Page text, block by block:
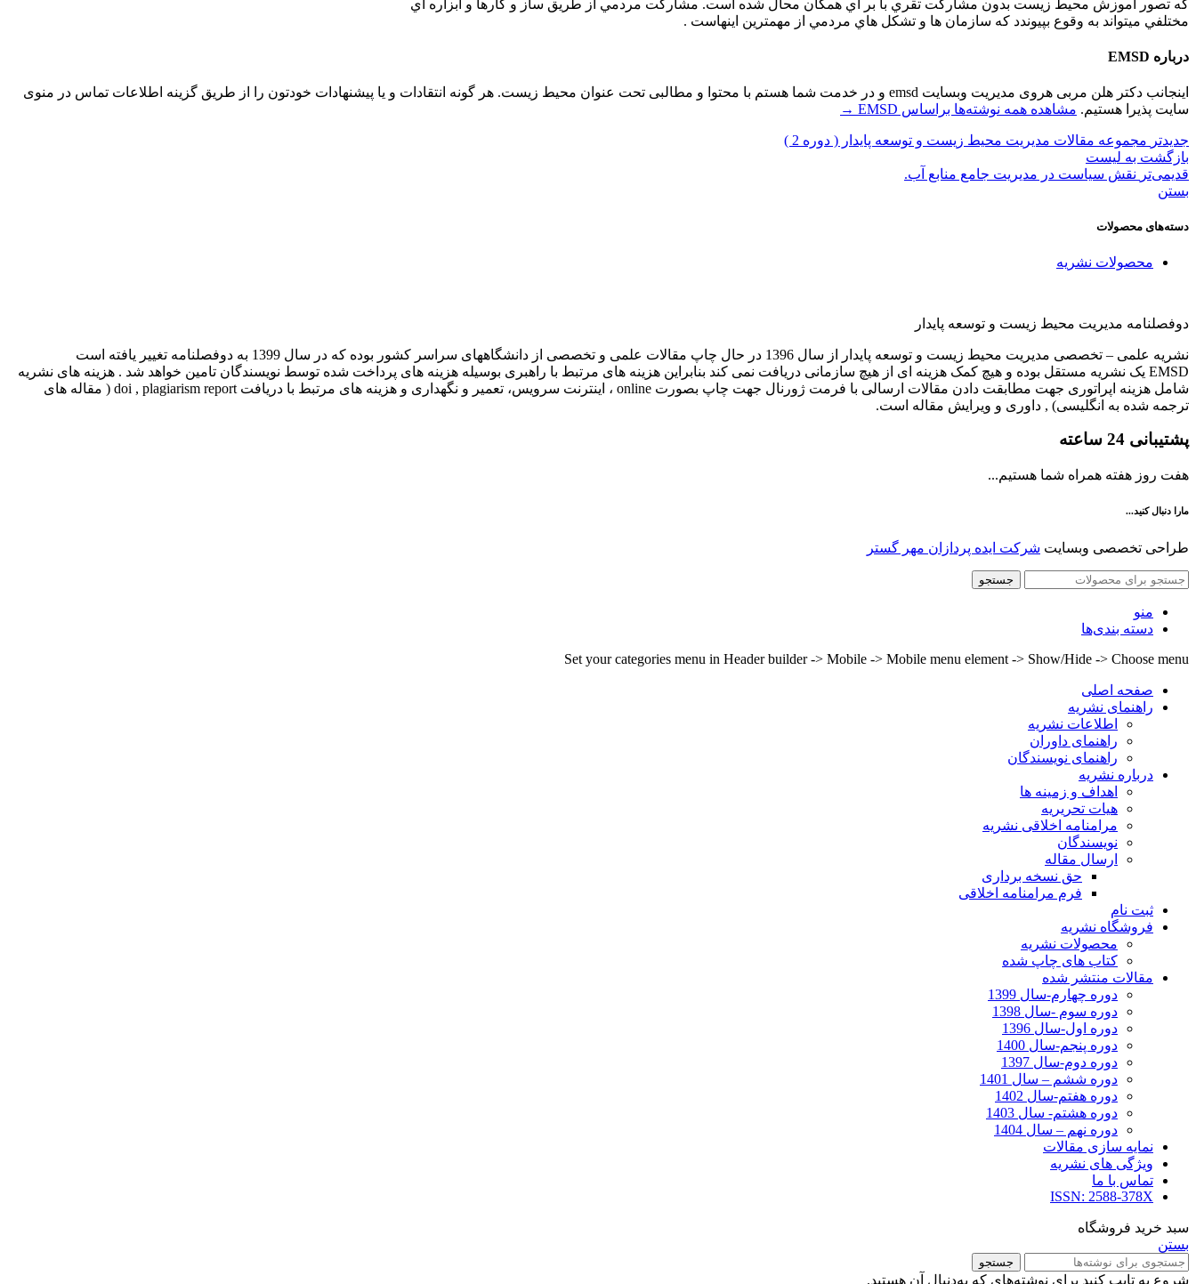
كه تصور آموزش محيط زيست بدون مشاركت تقري با بر اي همگان محال شده است. مشاركت مردمي از طريق ساز و كارها و ابزاره اي
مختلفي ميتواند به وقوع بپيوندد كه سازمان ها و تشكل هاي مردمي از مهمترين اينهاست .
درباره EMSD
اینجانب دکتر هلن مربی هروی مدیریت وبسایت emsd و در خدمت شما هستم با محتوا و مطالبی تحت عنوان محیط زیست. هر گونه انتقادات و یا پیشنهادات خودتون را از طریق گزینه اطلاعات تماس در منوی
سایت پذیرا هستیم. مشاهده همه نوشته‌ها براساس EMSD →
جدیدتر مجموعه مقالات مدیریت محیط زیست و توسعه پایدار ( دوره 2 )
بازگشت بە لیست
قدیمی‌تر نقش سیاست در مدیریت جامع منابع آب.
بستن
دسته‌های محصولات
محصولات نشریه
دوفصلنامه مدیریت محیط زیست و توسعه پایدار
نشریه علمی – تخصصی مدیریت محیط زیست و توسعه پایدار از سال 1396 در حال چاپ مقالات علمی و تخصصی از دانشگاههای سراسر کشور بوده که در سال 1399 به دوفصلنامه تغییر یافته است
EMSD یک نشریه مستقل بوده و هیچ کمک هزینه ای از هیچ سازمانی دریافت نمی کند بنابراین هزینه های مرتبط با راهبری بوسیله هزینه های پرداخت شده توسط نویسندگان تامین خواهد شد . هزینه های نشریه
شامل هزینه اپراتوری جهت مطابقت دادن مقالات ارسالی با فرمت ژورنال جهت چاپ بصورت online ، اینترنت سرویس، تعمیر و نگهداری و هزینه های مرتبط با دریافت doi , plagiarism report ( مقاله های
ترجمه شده به انگلیسی) , داوری و ویرایش مقاله است.
پشتیبانی 24 ساعته
هفت روز هفته همراه شما هستیم...
مارا دنبال کنید...
طراحی تخصصی وبسایت شرکت ایده پردازان مهر گستر
جستجو
منو
دسته بندی‌ها
Set your categories menu in Header builder -> Mobile -> Mobile menu element -> Show/Hide -> Choose menu
صفحه اصلی
راهنمای نشریه
اطلاعات نشریه
راهنمای داوران
راهنمای نویسندگان
درباره نشریه
اهداف و زمینه ها
هیات تحریریه
مرامنامه اخلاقی نشریه
نویسندگان
ارسال مقاله
حق نسخه برداری
فرم مرامنامه اخلاقی
ثبت نام
فروشگاه نشریه
محصولات نشریه
کتاب های چاپ شده
مقالات منتشر شده
دوره چهارم-سال 1399
دوره سوم -سال 1398
دوره اول-سال 1396
دوره پنجم-سال 1400
دوره دوم-سال 1397
دوره ششم – سال 1401
دوره هفتم-سال 1402
دوره هشتم- سال 1403
دوره نهم – سال 1404
نمایه سازی مقالات
ویژگی های نشریه
تماس با ما
ISSN: 2588-378X
سبد خرید فروشگاه
بستن
جستجو
شروع به تایپ کنید برای نوشته‌های که به‌دنبال آن هستید.